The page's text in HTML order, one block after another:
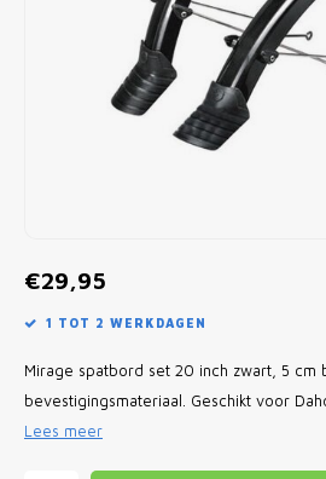
€29,95
1 TOT 2 WERKDAGEN
Mirage spatbord set 20 inch zwart, 5 cm
bevestigingsmateriaal. Geschikt voor
Lees meer